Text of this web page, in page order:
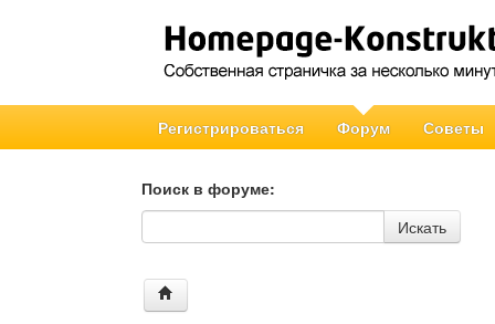
Регистрироваться Форум Советы
Поиск в форуме:
Поиск в форуме
Искать